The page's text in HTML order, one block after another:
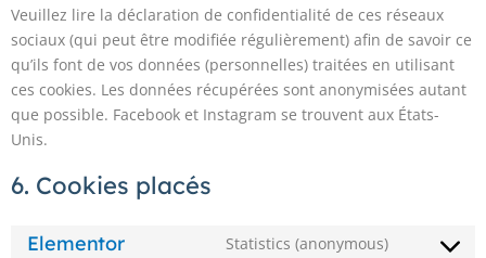
Veuillez lire la déclaration de confidentialité de ces réseaux
sociaux (qui peut être modifiée régulièrement) afin de savoir ce
qu’ils font de vos données (personnelles) traitées en utilisant
ces cookies. Les données récupérées sont anonymisées autant
que possible. Facebook et Instagram se trouvent aux États-
Unis.
6. Cookies placés
Elementor Statistics (anonymous)